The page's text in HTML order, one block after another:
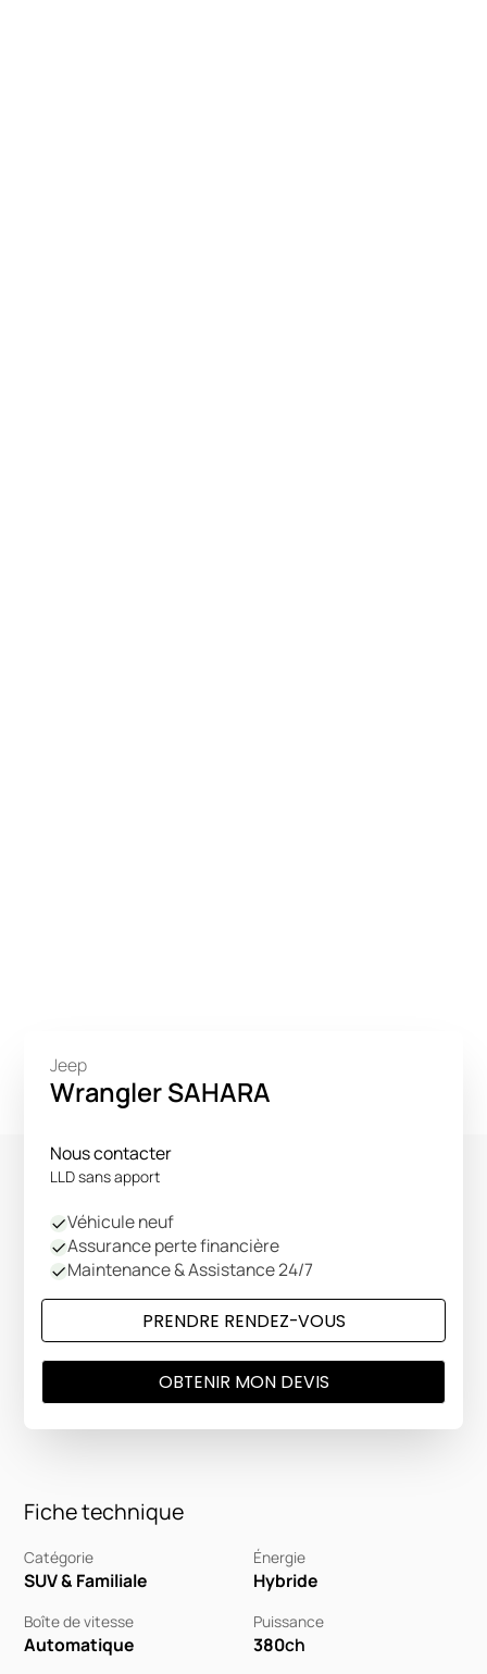
Fiche technique
Catégorie
SUV & Familiale
Énergie
Hybride
Boîte de vitesse
Automatique
Puissance
380ch
Jeep
Wrangler SAHARA
Nous contacter
LLD sans apport
Véhicule neuf
Assurance perte financière
Maintenance & Assistance 24/7
PRENDRE RENDEZ-VOUS
OBTENIR MON DEVIS